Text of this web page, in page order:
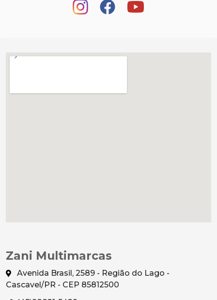
Zani Multimarcas
Avenida Brasil, 2589 - Região do Lago -
Cascavel/PR - CEP 85812500